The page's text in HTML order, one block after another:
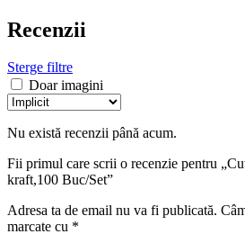
Recenzii
Sterge filtre
Doar imagini
Nu există recenzii până acum.
Fii primul care scrii o recenzie pentru
kraft,100 Buc/Set”
Adresa ta de email nu va fi publicată.
marcate cu *